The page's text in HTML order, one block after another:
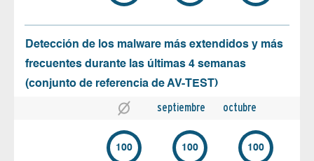
Detección de los malware más extendidos y más
frecuentes durante las últimas 4 semanas
(conjunto de referencia de AV-TEST)
septiembre octubre
100 100 100